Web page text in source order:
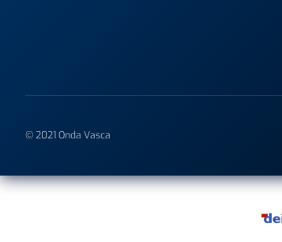
© 2021 Onda Vasca